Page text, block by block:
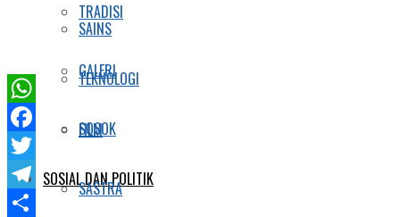
SAINS
TEKNOLOGI
SOSOK
SOSIAL DAN POLITIK
TRADISI
GALERI
FILM
SASTRA
WhatsApp
Facebook
Twitter
Telegram